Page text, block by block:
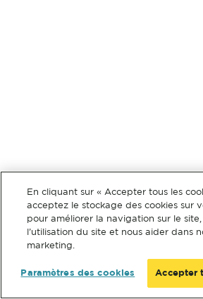
En cliquant sur « Accepter tous les
acceptez le stockage des cookies sur
pour améliorer la navigation sur le
l’utilisation du site et nous aider dans
marketing.
Paramètres des cookies Accepter